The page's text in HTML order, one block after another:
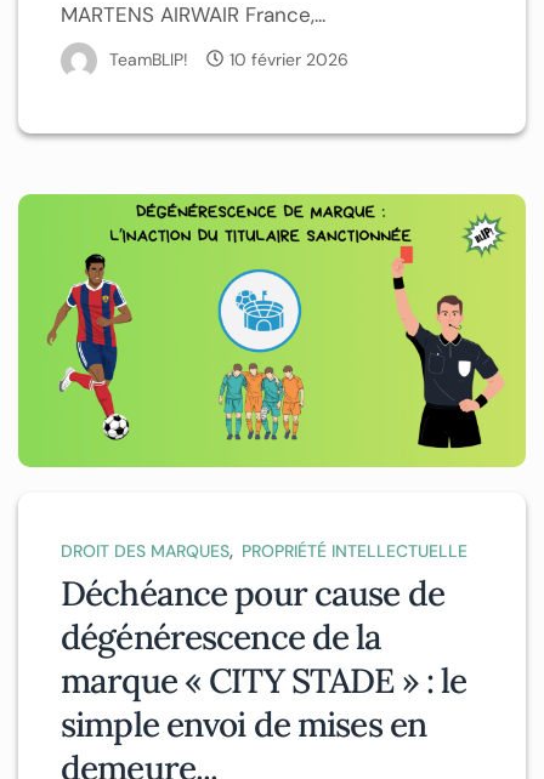
MARTENS AIRWAIR France,...
TeamBLIP! 10 février 2026
DROIT DES MARQUES, PROPRIÉTÉ INTELLECTUELLE
Déchéance pour cause de
dégénérescence de la
marque « CITY STADE » : le
simple envoi de mises en
demeure...